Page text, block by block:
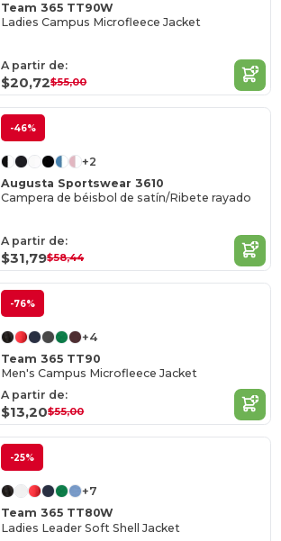
Team 365 TT90W
Ladies Campus Microfleece Jacket
A partir de:
$20,72$55,00
-46%
+2
Augusta Sportswear 3610
Campera de béisbol de satín/Ribete rayado
A partir de:
$31,79$58,44
-76%
+4
Team 365 TT90
Men's Campus Microfleece Jacket
A partir de:
$13,20$55,00
-25%
+7
Team 365 TT80W
Ladies Leader Soft Shell Jacket